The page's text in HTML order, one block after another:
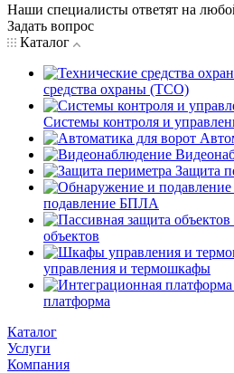
Наши специалисты ответят на
Задать вопрос
Каталог
средства охраны (ТСО)
Системы контроля и
Защита
подавление БПЛА
объектов
управления и термошкафы
платформа
Каталог
Услуги
Компания